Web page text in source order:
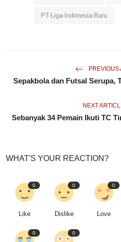
PT-Liga-Indonesia-Baru
PREVIOUS
Sepakbola dan Futsal Serupa,
NEXT
Sebanyak 34 Pemain Ikuti TC
WHAT'S YOUR REACTION?
0
Like
0
Dislike
0
Love
0 0